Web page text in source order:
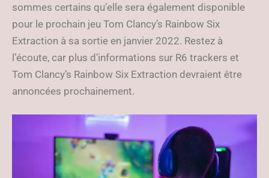
sommes certains qu’elle sera également disponible
pour le prochain jeu Tom Clancy’s Rainbow Six
Extraction à sa sortie en janvier 2022. Restez à
l’écoute, car plus d’informations sur R6 trackers et
Tom Clancy’s Rainbow Six Extraction devraient être
annoncées prochainement.